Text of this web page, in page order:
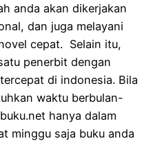
anda akan dikerjakan
dan juga melayani
cepat. Selain itu,
penerbit dengan
di indonesia. Bila
waktu berbulan-
hanya dalam
minggu saja buku anda